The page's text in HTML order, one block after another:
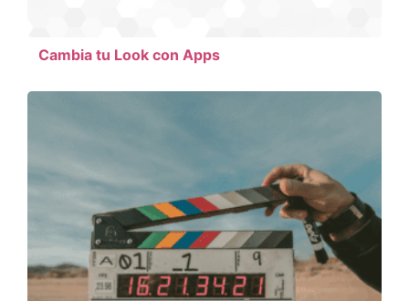
Cambia tu Look con Apps